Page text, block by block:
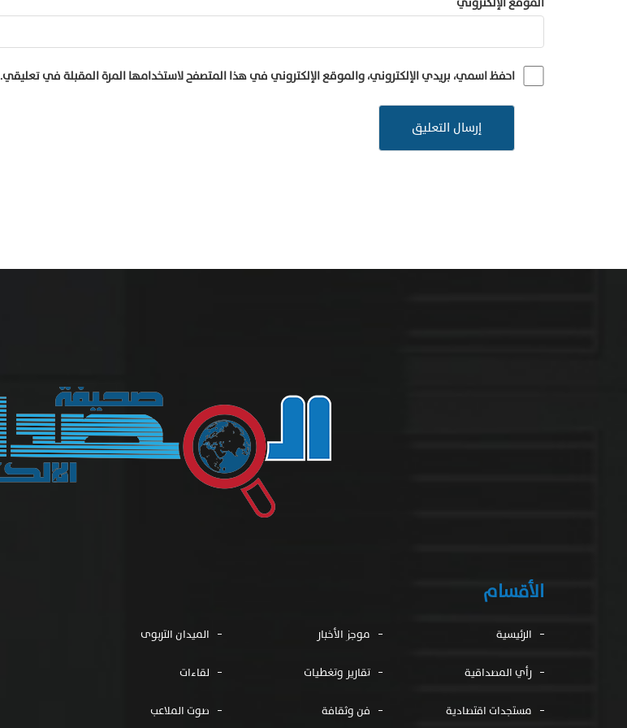
احفظ اسمي، بريدي الإلكتروني، والموقع الإلكتروني في هذا المتصفح لاستخدامها المرة المقبلة في تعليقي.
الأقسام
الرئيسية موجز الأخبار الميدان التربوى
رأي المصداقية تقارير وتغطيات لقاءات
مستجدات اقتصادية فن وثقافة صوت الملاعب